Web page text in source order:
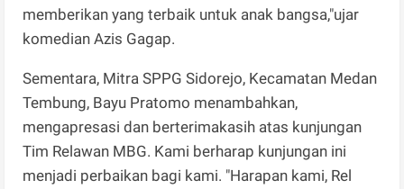
memberikan yang terbaik untuk anak bangsa,"ujar
komedian Azis Gagap.
Sementara, Mitra SPPG Sidorejo, Kecamatan Medan
Tembung, Bayu Pratomo menambahkan,
mengapresasi dan berterimakasih atas kunjungan
Tim Relawan MBG. Kami berharap kunjungan ini
menjadi perbaikan bagi kami. "Harapan kami, Rel